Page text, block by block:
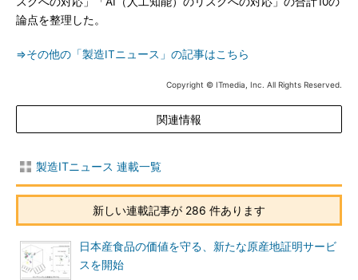
論点を整理した。
⇒その他の「製造ITニュース」の記事はこちら
Copyright © ITmedia, Inc. All Rights Reserved.
関連情報
製造ITニュース 連載一覧
新しい連載記事が 286 件あります
日本産食品の価値を守る、新たな原産地証明サービ
スを開始